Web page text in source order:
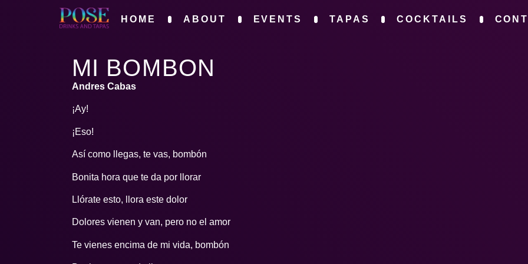
HOME ABOUT EVENTS TAPAS COCKTAILS
MI BOMBON
Andres Cabas
¡Ay!
¡Eso!
Así como llegas, te vas, bombón
Bonita hora que te da por llorar
Llórate esto, llora este dolor
Dolores vienen y van, pero no el amor
Te vienes encima de mi vida, bombón